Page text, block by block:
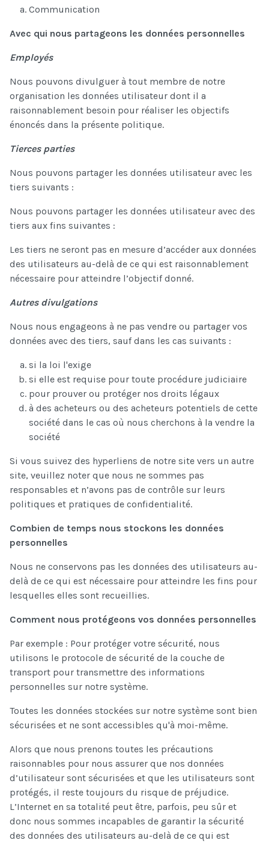
Communication
Avec qui nous partageons les données personnelles
Employés
Nous pouvons divulguer à tout membre de notre
organisation les données utilisateur dont il a
raisonnablement besoin pour réaliser les objectifs
énoncés dans la présente politique.
Tierces parties
Nous pouvons partager les données utilisateur avec les
tiers suivants :
Nous pouvons partager les données utilisateur avec des
tiers aux fins suivantes :
Les tiers ne seront pas en mesure d’accéder aux données
des utilisateurs au-delà de ce qui est raisonnablement
nécessaire pour atteindre l’objectif donné.
Autres divulgations
Nous nous engageons à ne pas vendre ou partager vos
données avec des tiers, sauf dans les cas suivants :
si la loi l'exige
si elle est requise pour toute procédure judiciaire
pour prouver ou protéger nos droits légaux
à des acheteurs ou des acheteurs potentiels de cette
société dans le cas où nous cherchons à la vendre la
société
Si vous suivez des hyperliens de notre site vers un autre
site, veuillez noter que nous ne sommes pas
responsables et n’avons pas de contrôle sur leurs
politiques et pratiques de confidentialité.
Combien de temps nous stockons les données
personnelles
Nous ne conservons pas les données des utilisateurs au-
delà de ce qui est nécessaire pour atteindre les fins pour
lesquelles elles sont recueillies.
Comment nous protégeons vos données personnelles
Par exemple : Pour protéger votre sécurité, nous
utilisons le protocole de sécurité de la couche de
transport pour transmettre des informations
personnelles sur notre système.
Toutes les données stockées sur notre système sont bien
sécurisées et ne sont accessibles qu'à moi-même.
Alors que nous prenons toutes les précautions
raisonnables pour nous assurer que nos données
d’utilisateur sont sécurisées et que les utilisateurs sont
protégés, il reste toujours du risque de préjudice.
L’Internet en sa totalité peut être, parfois, peu sûr et
donc nous sommes incapables de garantir la sécurité
des données des utilisateurs au-delà de ce qui est